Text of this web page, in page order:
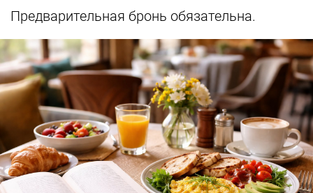
Предварительная бронь обязательна.